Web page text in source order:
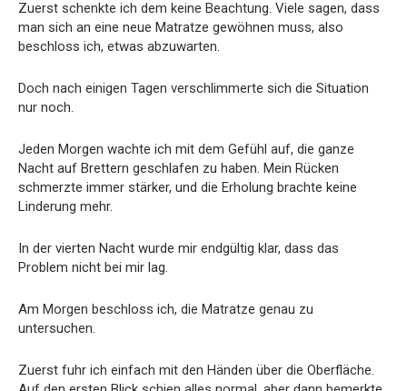
Zuerst schenkte ich dem keine Beachtung. Viele sagen, dass
man sich an eine neue Matratze gewöhnen muss, also
beschloss ich, etwas abzuwarten.
Doch nach einigen Tagen verschlimmerte sich die Situation
nur noch.
Jeden Morgen wachte ich mit dem Gefühl auf, die ganze
Nacht auf Brettern geschlafen zu haben. Mein Rücken
schmerzte immer stärker, und die Erholung brachte keine
Linderung mehr.
In der vierten Nacht wurde mir endgültig klar, dass das
Problem nicht bei mir lag.
Am Morgen beschloss ich, die Matratze genau zu
untersuchen.
Zuerst fuhr ich einfach mit den Händen über die Oberfläche.